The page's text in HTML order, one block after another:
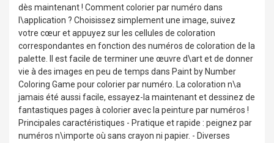
dès maintenant ! Comment colorier par numéro dans
l\application ? Choisissez simplement une image, suivez
votre cœur et appuyez sur les cellules de coloration
correspondantes en fonction des numéros de coloration de la
palette. Il est facile de terminer une œuvre d\art et de donner
vie à des images en peu de temps dans Paint by Number
Coloring Game pour colorier par numéro. La coloration n\a
jamais été aussi facile, essayez-la maintenant et dessinez de
fantastiques pages à colorier avec la peinture par numéros !
Principales caractéristiques - Pratique et rapide : peignez par
numéros n\importe où sans crayon ni papier. - Diverses